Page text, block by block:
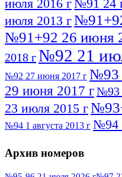
июля 2016 г№91 24
июля 2013 г
№91+92 26 июня
2018 г№92 21
№92 27 июня 2017 г №93
29 июня 2017 г№93
23 июля 2015 г
№94 1 августа 2013 г №94
№95 7 августа 2012 г
№95 28 июля
Архив номеров